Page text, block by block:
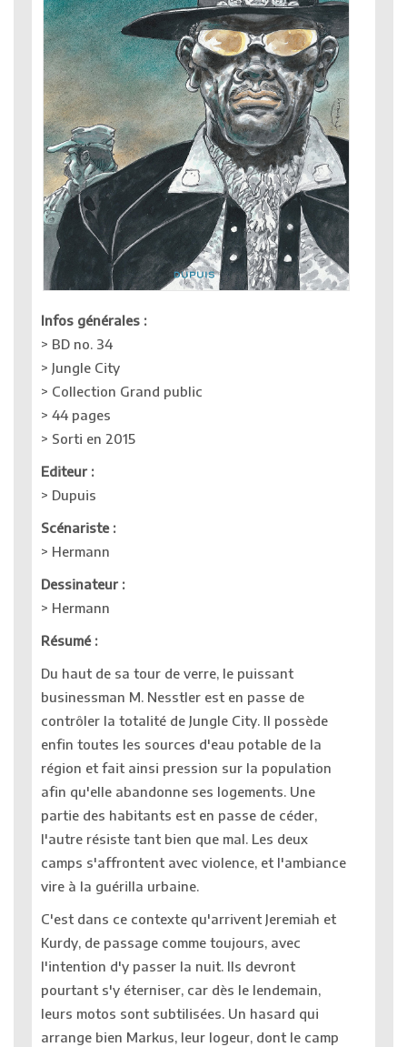
Infos générales :
> BD no. 34
> Jungle City
> Collection Grand public
> 44 pages
> Sorti en 2015
Editeur :
> Dupuis
Scénariste :
> Hermann
Dessinateur :
> Hermann
Résumé :
Du haut de sa tour de verre, le puissant
businessman M. Nesstler est en passe de
contrôler la totalité de Jungle City. Il possède
enfin toutes les sources d'eau potable de la
région et fait ainsi pression sur la population
afin qu'elle abandonne ses logements. Une
partie des habitants est en passe de céder,
l'autre résiste tant bien que mal. Les deux
camps s'affrontent avec violence, et l'ambiance
vire à la guérilla urbaine.
C'est dans ce contexte qu'arrivent Jeremiah et
Kurdy, de passage comme toujours, avec
l'intention d'y passer la nuit. Ils devront
pourtant s'y éterniser, car dès le lendemain,
leurs motos sont subtilisées. Un hasard qui
arrange bien Markus, leur logeur, dont le camp